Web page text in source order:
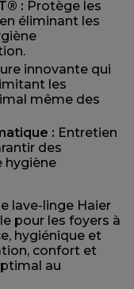
: Protège les
éliminant les
innovante qui
les
même des
: Entretien
des
hygiène
lave-linge Haier
pour les foyers à
hygiénique et
confort et
au